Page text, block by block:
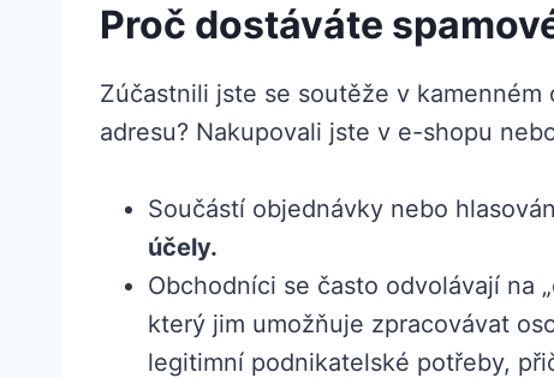
Proč dostáváte
Zúčastnili jste se soutěže v
adresu? Nakupovali jste v e-shopu
Součástí objednávky nebo
účely.
Obchodníci se často odvolávají na
který jim umožňuje zpracovávat
legitimní podnikatelské potřeby,